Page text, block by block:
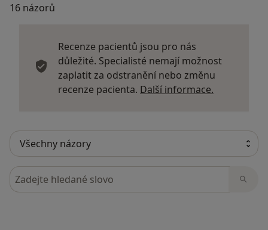
16 názorů
Recenze pacientů jsou pro nás
důležité. Specialisté nemají možnost
zaplatit za odstranění nebo změnu
recenze pacienta. Další informace.
Hledejte v názorech